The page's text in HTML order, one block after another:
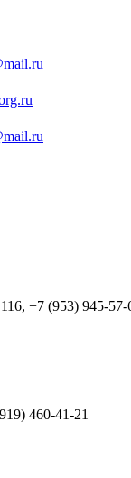
+7 (953) 945-57-
460-41-21